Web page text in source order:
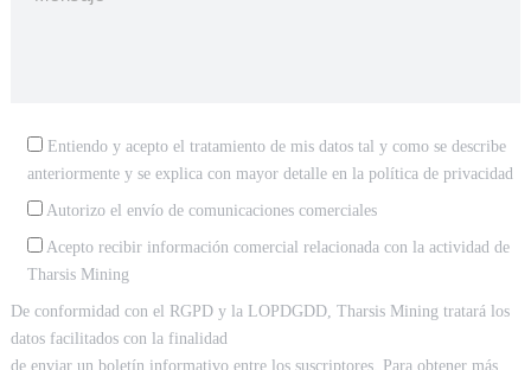
Entiendo y acepto el tratamiento de mis datos tal y como se describe
anteriormente y se explica con mayor detalle en la política de privacidad
Autorizo el envío de comunicaciones comerciales
Acepto recibir información comercial relacionada con la actividad de
Tharsis Mining
De conformidad con el RGPD y la LOPDGDD, Tharsis Mining tratará los
datos facilitados con la finalidad
de enviar un boletín informativo entre los suscriptores. Para obtener más